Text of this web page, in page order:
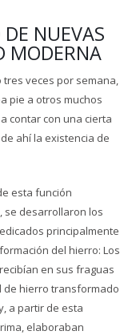
NUEVAS
MODERNA
tres veces por semana,
pie a otros muchos
contar con una cierta
ahí la existencia de
esta función
se desarrollaron los
principalmente
del hierro: Los
en sus fraguas
de hierro transformado
a partir de esta
elaboraban